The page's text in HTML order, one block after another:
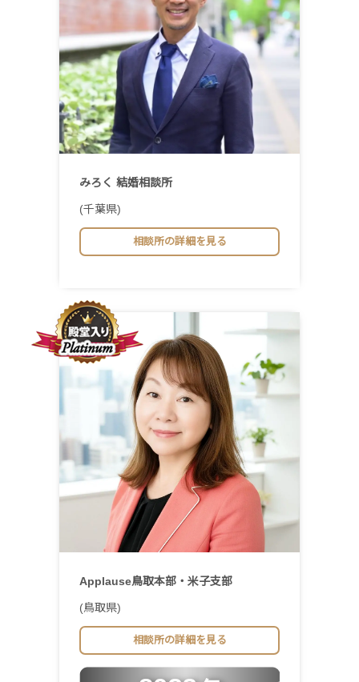
みろく 結婚相談所
(千葉県)
相談所の詳細を見る
Applause鳥取本部・米子支部
(鳥取県)
相談所の詳細を見る